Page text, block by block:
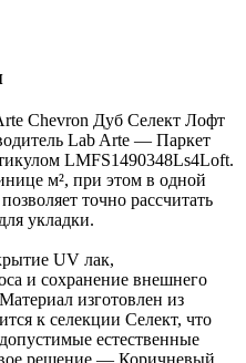
Chevron Дуб Селект Лофт
Lab Arte — Паркет
LMFS1490348Ls4Loft.
м², при этом в одной
точно рассчитать
укладки.
UV лак,
и сохранение внешнего
изготовлен из
к селекции Селект, что
естественные
решение — Коричневый,